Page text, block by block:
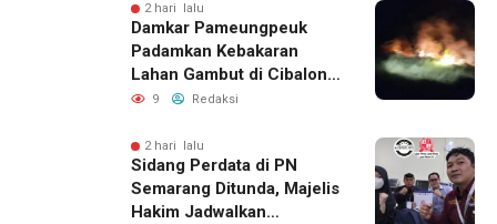
2 hari lalu
Damkar Pameungpeuk
Padamkan Kebakaran
Lahan Gambut di Cibalong,
Permukiman Warga
9 Redaksi
2 hari lalu
Sidang Perdata di PN
Semarang Ditunda, Majelis
Hakim Jadwalkan